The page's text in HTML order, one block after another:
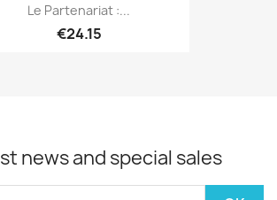
Le Partenariat :...
€24.15
news and special sales